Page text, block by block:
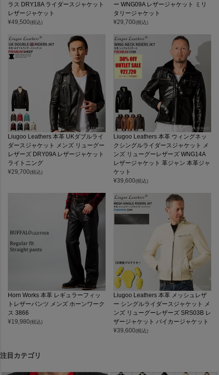
ラス DRY18A ライダースジャケット
レザージャケット
¥49,500(税込)
ー WNG09A レザージャケット ミリ
タリージャケット
¥29,700(税込)
Liugoo Leathers 本革 UKダブルライ
ダースジャケット メンズ リューグー
レザーズ DRY09A レザージャケット
ライトニング
¥29,700(税込)
Liugoo Leathers 本革 ウィングネッ
クシングルライダースジャケット メ
ンズ リューグーレザーズ WNG14A
レザージャケット 革ジャン 本革ジャ
ケット
¥39,600(税込)
Horn Works 本革 レギュラーフィッ
トレザーパンツ メンズ ホーンワーク
ス 3866
¥19,980(税込)
Liugoo Leathers 本革 メッシュレザ
ー シングルライダースジャケット メ
ンズ リューグーレザーズ SRS03B レ
ザージャケット バイカージャケット
¥39,600(税込)
注目カテゴリ